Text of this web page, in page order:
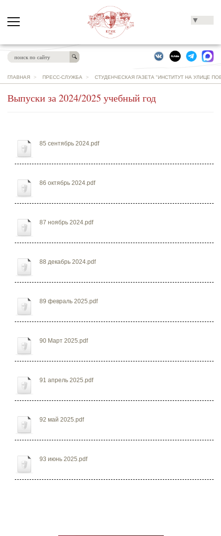
▼
ГЛАВНАЯ > ПРЕСС-СЛУЖБА > СТУДЕНЧЕСКАЯ ГАЗЕТА "ИНСТИТУТ НА УЛИЦЕ
Выпуски за 2024/2025 учебный год
85 сентябрь 2024.pdf
86 октябрь 2024.pdf
87 ноябрь 2024.pdf
88 декабрь 2024.pdf
89 февраль 2025.pdf
90 Март 2025.pdf
91 апрель 2025.pdf
92 май 2025.pdf
93 июнь 2025.pdf